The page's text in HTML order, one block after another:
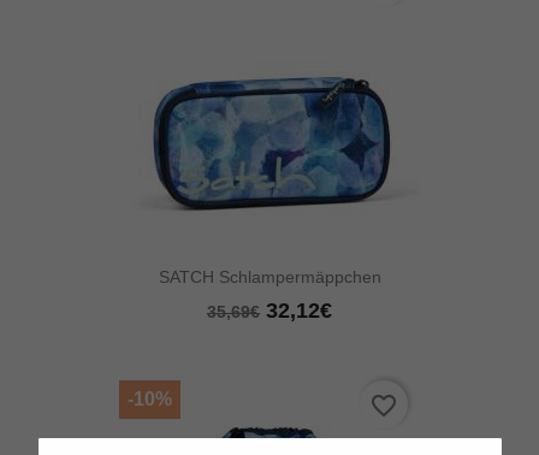
SATCH Schlampermäppchen
35,69€ 32,12€
-10% favorite_border